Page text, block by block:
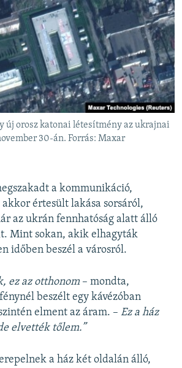
új orosz katonai létesítmény az ukrajnai
30-án. Forrás: Maxar
a kommunikáció,
értesült lakása sorsáról,
az ukrán fennhatóság alatt álló
Mint sokan, akik elhagyták
időben beszél a városról.
ez az otthonom – mondta,
beszélt egy kávézóban
elment az áram. – Ez a ház
elvették tőlem.”
a ház két oldalán álló,